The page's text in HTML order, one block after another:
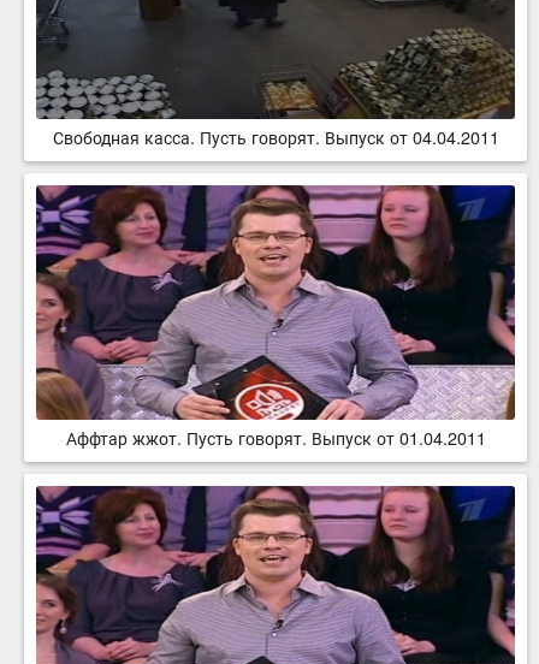
Свободная касса. Пусть говорят. Выпуск от 04.04.2011
Аффтар жжот. Пусть говорят. Выпуск от 01.04.2011